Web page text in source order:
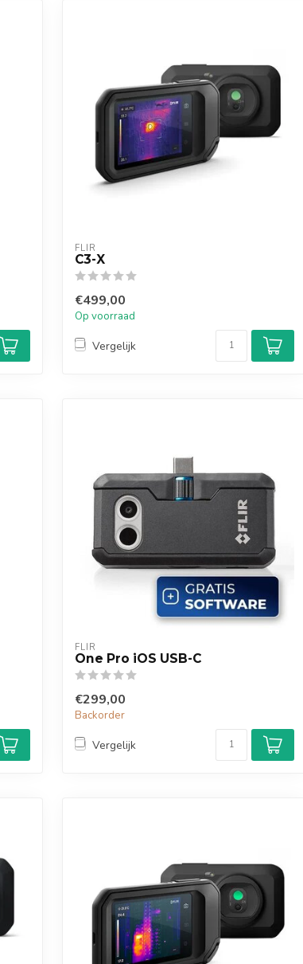
FLIR
C3-X
€499,00
Op voorraad
Vergelijk
FLIR
One Pro iOS USB-C
€299,00
Backorder
Vergelijk